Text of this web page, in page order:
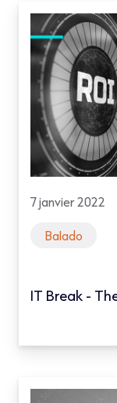
7 janvier 2022
Balado
IT Break -